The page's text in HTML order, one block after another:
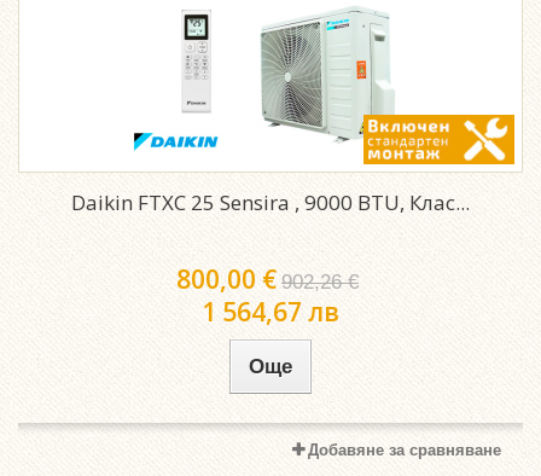
Daikin FTXC 25 Sensira , 9000 BTU, Клас...
800,00 € 902,26 €
1 564,67 лв
Още
Добавяне за сравняване